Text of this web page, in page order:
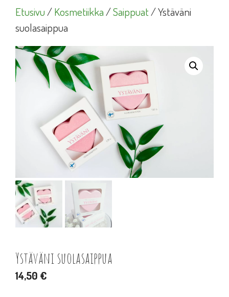
Etusivu/Kosmetiikka/Saippuat/ Ystäväni
suolasaippua
Ystäväni suolasaippua
14,50 €